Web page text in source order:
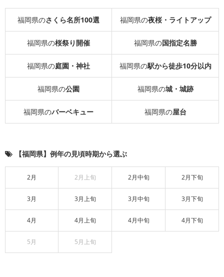
福岡県のさくら名所100選 福岡県の夜桜・ライトアップ
福岡県の桜祭り開催 福岡県の国指定名勝
福岡県の庭園・神社 福岡県の駅から徒歩10分以内
福岡県の公園 福岡県の城・城跡
福岡県のバーベキュー 福岡県の屋台
【福岡県】例年の見頃時期から選ぶ
2月 2月上旬 2月中旬 2月下旬
3月 3月上旬 3月中旬 3月下旬
4月 4月上旬 4月中旬 4月下旬
5月 5月上旬